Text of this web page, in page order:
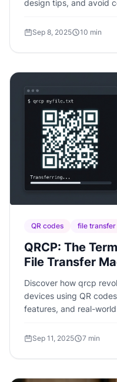
design tips, and avoid
Sep 8, 2025 10 min
QR codes file transfer
QRCP: The
File Transfer
Discover how qrcp
devices using QR
features, and real-
Sep 11, 2025 7 min